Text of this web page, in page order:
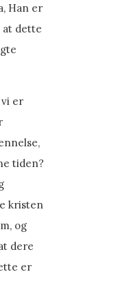
Han er
at dette
er
tiden?
kristen
og
dere
er